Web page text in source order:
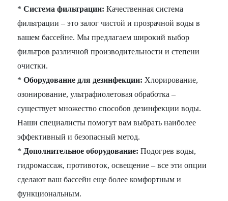
*Система фильтрации: Качественная система
фильтрации – это залог чистой и прозрачной воды в
вашем бассейне. Мы предлагаем широкий выбор
фильтров различной производительности и степени
очистки.
*Оборудование для дезинфекции: Хлорирование,
озонирование, ультрафиолетовая обработка –
существует множество способов дезинфекции воды.
Наши специалисты помогут вам выбрать наиболее
эффективный и безопасный метод.
* Дополнительное оборудование: Подогрев воды,
гидромассаж, противоток, освещение – все эти опции
сделают ваш бассейн еще более комфортным и
функциональным.